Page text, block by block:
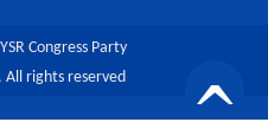
Congress Party
rights reserved